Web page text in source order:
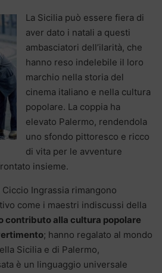
La Sicilia può essere fiera di
aver dato i natali a questi
ambasciatori dell’ilarità, che
hanno reso indelebile il loro
marchio nella storia del
cinema italiano e nella cultura
popolare. La coppia ha
elevato Palermo, rendendola
uno sfondo pittoresco e ricco
di vita per le avventure
insieme.
Ingrassia rimangono
come i maestri indiscussi della
contributo alla cultura popolare
; hanno regalato al mondo
Sicilia e di Palermo,
è un linguaggio universale